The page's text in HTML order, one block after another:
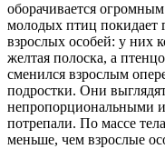
оборачивается
молодых птиц покидает
взрослых особей: у них
желтая полоска, а
сменился взрослым
подростки. Они
непропорциональными
потрепали. По массе
меньше, чем взрослые